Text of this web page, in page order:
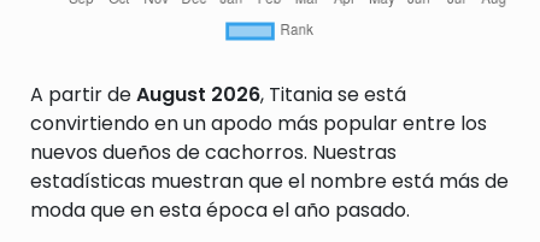
A partir deAugust 2026, Titania se está
convirtiendo en un apodo más popular entre los
nuevos dueños de cachorros. Nuestras
estadísticas muestran que el nombre está más de
moda que en esta época el año pasado.